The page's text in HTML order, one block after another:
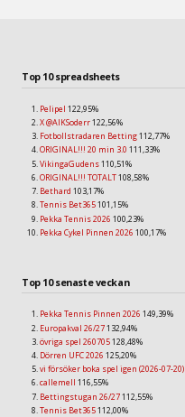
Top 10 spreadsheets
Pelipel 122,95%
X @AIKSoderr122,56%
Fotbollstradaren Betting112,77%
ORIGINAL!!! 20 min 3.0 111,33%
VikingaGudens110,51%
ORIGINAL!!! TOTALT108,58%
Bethard 103,17%
Tennis Bet365101,15%
Pekka Tennis 2026 100,23%
Pekka Cykel Pinnen 2026 100,17%
Top 10 senaste veckan
Pekka Tennis Pinnen 2026 149,39%
Europakval 26/27132,94%
övriga spel 260705128,48%
Dörren UFC 2026 125,20%
vi försöker boka spel igen (2026-07-20)
callemell 116,55%
Bettingstugan 26/27112,55%
Tennis Bet365112,00%